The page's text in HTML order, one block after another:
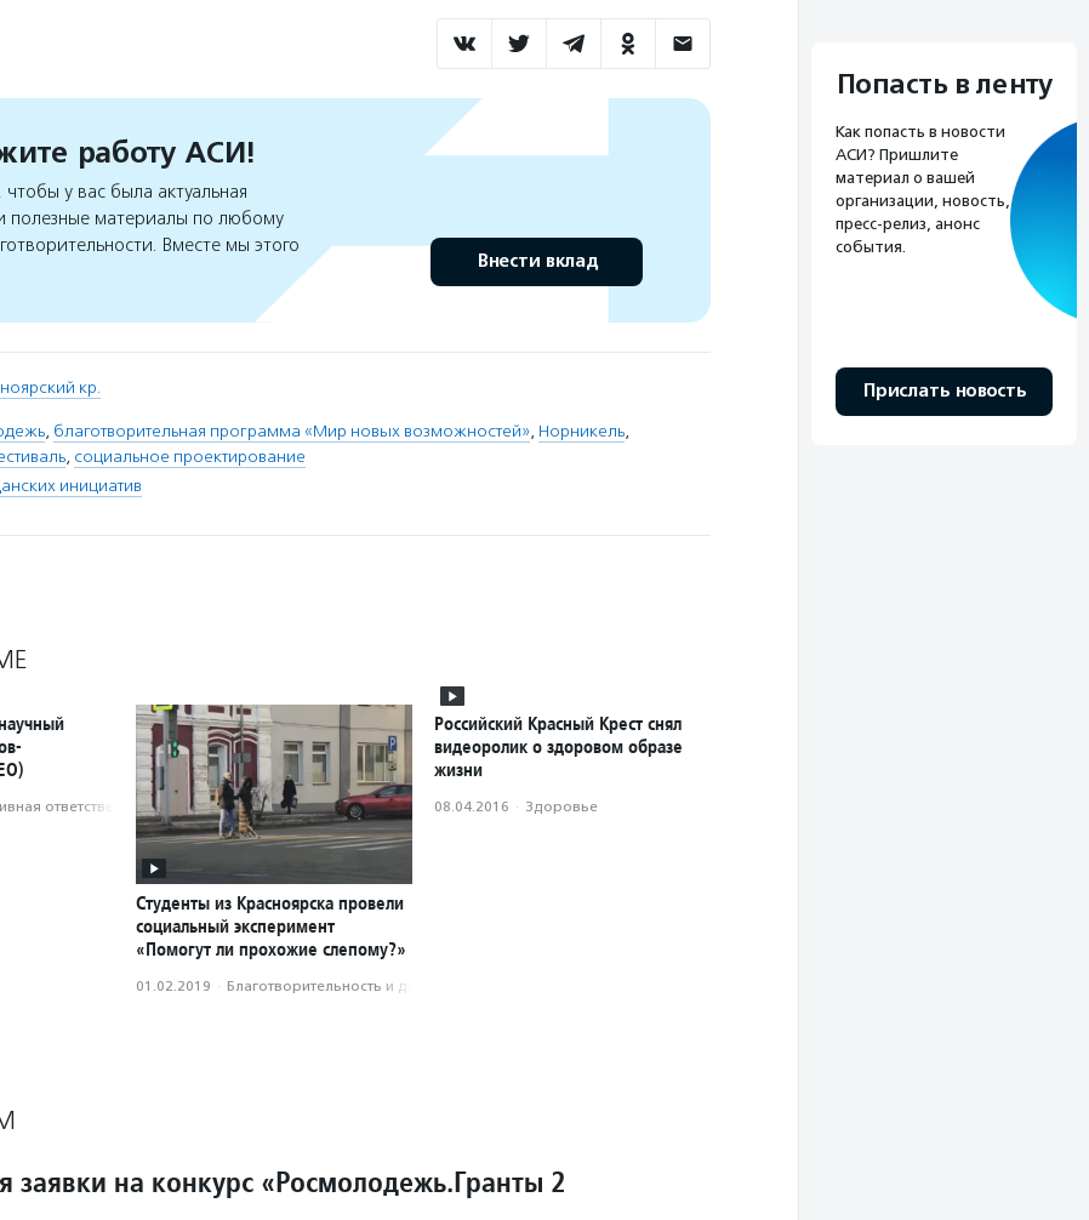
работу АСИ!
у вас была актуальная
полезные материалы по любому
Вместе мы этого
Внести вклад
кр.
, благотворительная программа «Мир новых возможностей», Норникель,
, социальное проектирование
инициатив
ответственность
Студенты из Красноярска провели
социальный эксперимент
«Помогут ли прохожие слепому?»
01.02.2019 · Благотвори­тель­ность и доброволь­чест­во
Российский Красный Крест снял
видеоролик о здоровом образе
жизни
08.04.2016 · Здоровье
заявки на конкурс «Росмолодежь.Гранты 2
Попасть в ленту
Как попасть в новости
АСИ? Пришлите
материал о вашей
организации, новость,
пресс-релиз, анонс
события.
Прислать новость